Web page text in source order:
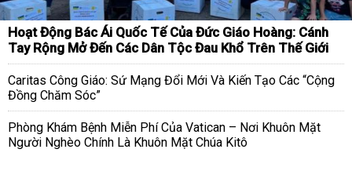
Hoạt Động Bác Ái Quốc Tế Của Đức Giáo Hoàng: Cánh
Tay Rộng Mở Đến Các Dân Tộc Đau Khổ Trên Thế Giới
Caritas Công Giáo: Sứ Mạng Đổi Mới Và Kiến Tạo Các “Cộng
Đồng Chăm Sóc”
Phòng Khám Bệnh Miễn Phí Của Vatican – Nơi Khuôn Mặt
Người Nghèo Chính Là Khuôn Mặt Chúa Kitô